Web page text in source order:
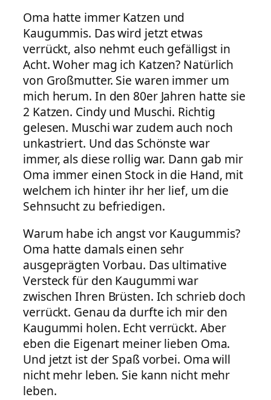
Oma hatte immer Katzen und
Kaugummis. Das wird jetzt etwas
verrückt, also nehmt euch gefälligst in
Acht. Woher mag ich Katzen? Natürlich
von Großmutter. Sie waren immer um
mich herum. In den 80er Jahren hatte sie
2 Katzen. Cindy und Muschi. Richtig
gelesen. Muschi war zudem auch noch
unkastriert. Und das Schönste war
immer, als diese rollig war. Dann gab mir
Oma immer einen Stock in die Hand, mit
welchem ich hinter ihr her lief, um die
Sehnsucht zu befriedigen.
Warum habe ich angst vor Kaugummis?
Oma hatte damals einen sehr
ausgeprägten Vorbau. Das ultimative
Versteck für den Kaugummi war
zwischen Ihren Brüsten. Ich schrieb doch
verrückt. Genau da durfte ich mir den
Kaugummi holen. Echt verrückt. Aber
eben die Eigenart meiner lieben Oma.
Und jetzt ist der Spaß vorbei. Oma will
nicht mehr leben. Sie kann nicht mehr
leben.